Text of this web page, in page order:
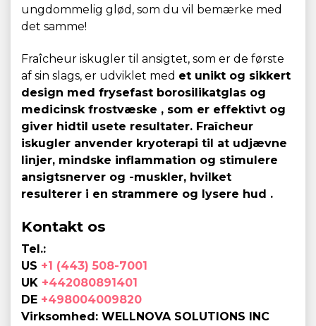
ungdommelig glød, som du vil bemærke med
det samme!
Fraîcheur iskugler til ansigtet, som er de første
af sin slags, er udviklet med et unikt og sikkert
design med frysefast borosilikatglas og
medicinsk frostvæske , som er effektivt og
giver hidtil usete resultater. Fraîcheur
iskugler anvender kryoterapi til at udjævne
linjer, mindske inflammation og stimulere
ansigtsnerver og -muskler, hvilket
resulterer i en strammere og lysere hud .
Kontakt os
Tel.:
US +1 (443) 508-7001
UK +442080891401
DE +498004009820
Virksomhed: WELLNOVA SOLUTIONS INC